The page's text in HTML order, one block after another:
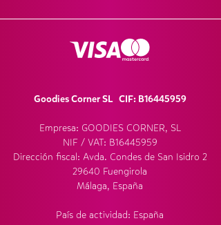
Goodies Corner SL CIF: B16445959
Empresa: GOODIES CORNER, SL
NIF / VAT: B16445959
Dirección fiscal: Avda. Condes de San Isidro 2
29640 Fuengirola
Málaga, España
País de actividad: España